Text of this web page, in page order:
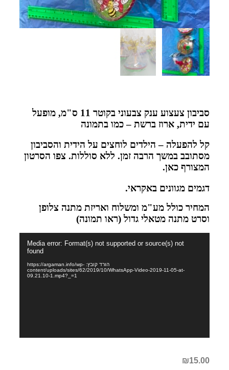
סביבון צעצוע ענק צבעוני בקוטר 11 ס"מ, מופעל
עם ידית, ארוז ברשת – כמו בתמונה
קל להפעלה – הילדים לוחצים על הידית והסביבון
מסתובב במשך הרבה זמן. ללא סוללות. צפו הסרטון
המצורף כאן.
דגמים מגוונים באקראי.
המחיר כולל מע"מ ומשלוח ואריזת מתנה צלופן
וסרט מתנה מטאלי גדול (ראו תמונה)
Media error: Format(s) not supported or source(s) not
found
הורד קובץ: https://argaman.info/wp-
content/uploads/sites/62/2019/10/WhatsApp-Video-2019-11-05-at-
09.21.10-1.mp4?_=1
₪15.00